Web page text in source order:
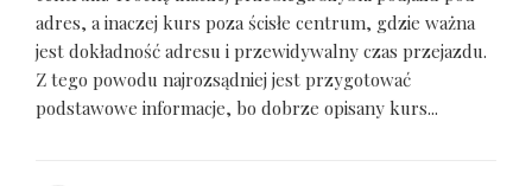
adres, a inaczej kurs poza ścisłe centrum, gdzie ważna
jest dokładność adresu i przewidywalny czas przejazdu.
Z tego powodu najrozsądniej jest przygotować
podstawowe informacje, bo dobrze opisany kurs...